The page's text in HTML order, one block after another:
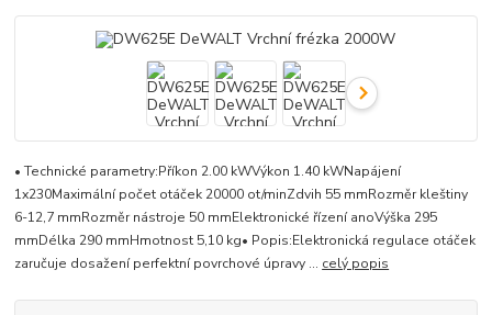
• Technické parametry:Příkon 2.00 kWVýkon 1.40 kWNapájení
1x230Maximální počet otáček 20000 ot/minZdvih 55 mmRozměr kleštiny
6-12,7 mmRozměr nástroje 50 mmElektronické řízení anoVýška 295
mmDélka 290 mmHmotnost 5,10 kg• Popis:Elektronická regulace otáček
zaručuje dosažení perfektní povrchové úpravy ... celý popis